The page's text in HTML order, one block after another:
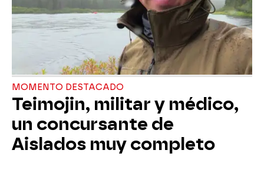
MOMENTO DESTACADO
Teimojin, militar y médico,
un concursante de
Aislados muy completo